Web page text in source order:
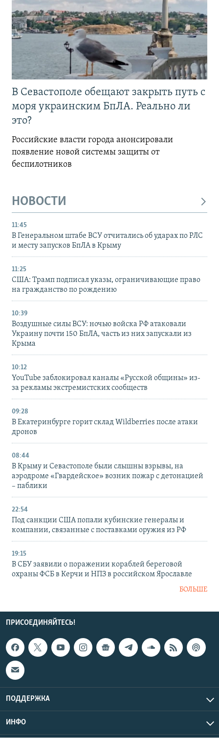
В Севастополе обещают закрыть путь с
моря украинским БпЛА. Реально ли
это?
Российские власти города анонсировали
появление новой системы защиты от
беспилотников
НОВОСТИ
11:45
В Генеральном штабе ВСУ отчитались об ударах по РЛС
и месту запусков БпЛА в Крыму
11:25
США: Трамп подписал указы, ограничивающие право
на гражданство по рождению
10:39
Воздушные силы ВСУ: ночью войска РФ атаковали
Украину почти 150 БпЛА, часть из них запускали из
Крыма
10:12
YouTube заблокировал каналы «Русской общины» из-
за рекламы экстремистских сообществ
09:28
В Екатеринбурге горит склад Wildberries после атаки
дронов
08:44
В Крыму и Севастополе были слышны взрывы, на
аэродроме «Гвардейское» возник пожар с детонацией
– паблики
22:54
Под санкции США попали кубинские генералы и
компании, связанные с поставками оружия из РФ
19:15
В СБУ заявили о поражении кораблей береговой
охраны ФСБ в Керчи и НПЗ в российском Ярославле
БОЛЬШЕ
ПРИСОЕДИНЯЙТЕСЬ!
ПОДДЕРЖКА
ИНФО